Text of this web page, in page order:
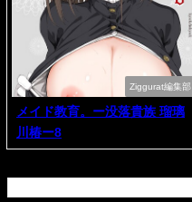
Ziggurat編集部
メイド教育。ー没落貴族 瑠璃
川椿ー8